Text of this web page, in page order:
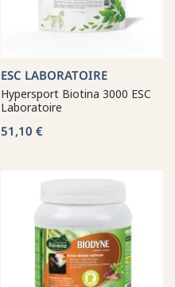
ESC LABORATOIRE
Hypersport Biotina 3000 ESC
Laboratoire
51,10 €